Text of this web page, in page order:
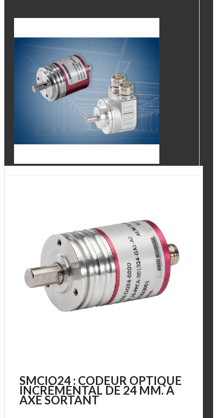
SMCIO24 : CODEUR OPTIQUE
INCRÉMENTAL DE 24 MM. À
AXE SORTANT